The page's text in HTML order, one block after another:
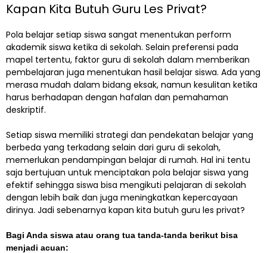
Kapan Kita Butuh Guru Les Privat?
Pola belajar setiap siswa sangat menentukan perform
akademik siswa ketika di sekolah. Selain preferensi pada
mapel tertentu, faktor guru di sekolah dalam memberikan
pembelajaran juga menentukan hasil belajar siswa. Ada yang
merasa mudah dalam bidang eksak, namun kesulitan ketika
harus berhadapan dengan hafalan dan pemahaman
deskriptif.
Setiap siswa memiliki strategi dan pendekatan belajar yang
berbeda yang terkadang selain dari guru di sekolah,
memerlukan pendampingan belajar di rumah. Hal ini tentu
saja bertujuan untuk menciptakan pola belajar siswa yang
efektif sehingga siswa bisa mengikuti pelajaran di sekolah
dengan lebih baik dan juga meningkatkan kepercayaan
dirinya. Jadi sebenarnya kapan kita butuh guru les privat?
Bagi Anda siswa atau orang tua tanda-tanda berikut bisa
menjadi acuan: